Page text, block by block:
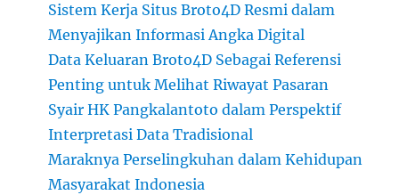
Sistem Kerja Situs Broto4D Resmi dalam
Menyajikan Informasi Angka Digital
Data Keluaran Broto4D Sebagai Referensi
Penting untuk Melihat Riwayat Pasaran
Syair HK Pangkalantoto dalam Perspektif
Interpretasi Data Tradisional
Maraknya Perselingkuhan dalam Kehidupan
Masyarakat Indonesia